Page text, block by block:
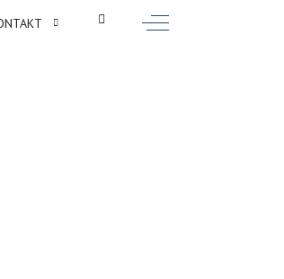
Off-Canvas Toggle